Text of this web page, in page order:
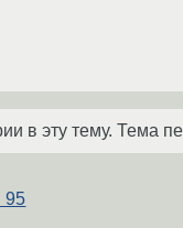
в эту тему. Тема
95